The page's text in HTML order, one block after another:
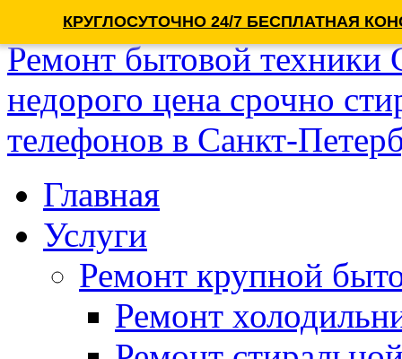
КРУГЛОСУТОЧНО 24/7 БЕСПЛАТНАЯ
Ремонт бытовой
недорого цена срочно
телефонов в Санкт-
Главная
Услуги
Ремонт крупной
Ремонт